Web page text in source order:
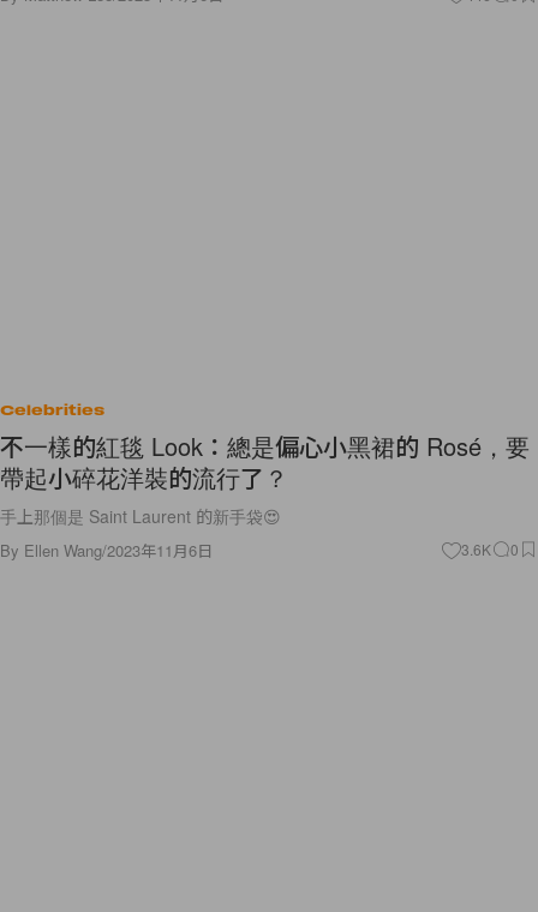
Celebrities
不一樣的紅毯 Look：總是偏心小黑裙的 Rosé，要
帶起小碎花洋裝的流行了？
手上那個是 Saint Laurent 的新手袋😍
By Ellen Wang/2023年11月6日 3.6K 0